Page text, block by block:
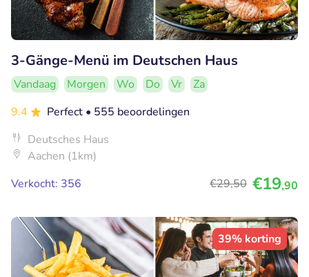
3-Gänge-Menü im Deutschen Haus
Vandaag Morgen Wo Do Vr
Za
9.4
Perfect • 555 beoordelingen
Deutsches Haus
Aachen (1km)
Verkocht: 356
€29,50 €19,90
39% korting